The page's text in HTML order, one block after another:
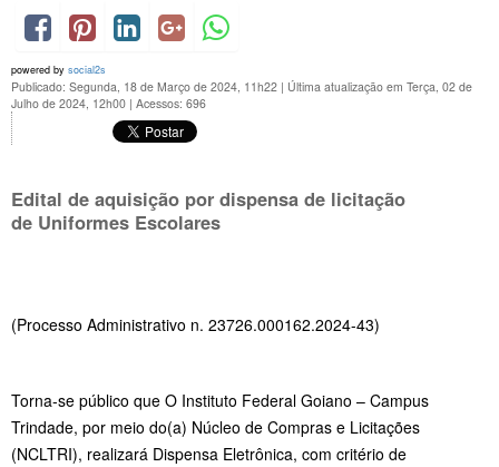
powered by social2s
Publicado: Segunda, 18 de Março de 2024, 11h22 | Última atualização em Terça, 02 de
Julho de 2024, 12h00 | Acessos: 696
Edital de aquisição por dispensa de licitação
de Uniformes Escolares
(Processo Administrativo n. 23726.000162.2024-43)
Torna-se público que O Instituto Federal Goiano – Campus
Trindade, por meio do(a) Núcleo de Compras e Licitações
(NCLTRI), realizará Dispensa Eletrônica, com critério de